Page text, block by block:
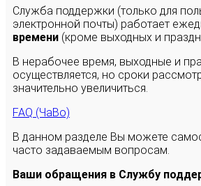
Служба поддержки (только для
электронной почты) работает
времени (кроме выходных и
В нерабочее время, выходные и
осуществляется, но сроки
значительно увеличиться.
FAQ (ЧаВо)
В данном разделе Вы можете
часто задаваемым вопросам.
Ваши обращения в Службу